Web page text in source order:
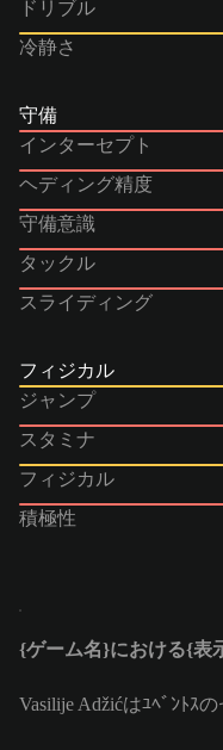
ドリブル
冷静さ
守備
インターセプト
ヘディング精度
守備意識
タックル
スライディング
フィジカル
ジャンプ
スタミナ
フィジカル
積極性
{ゲーム名}における{表
Vasilije Adžićはﾕﾍﾞﾝﾄｽ